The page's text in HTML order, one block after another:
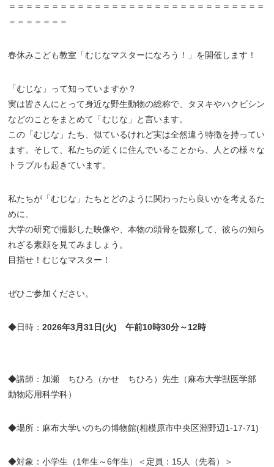
＝＝＝＝＝＝＝＝＝＝＝＝＝＝＝＝＝＝＝＝＝＝＝＝＝＝＝＝＝＝
＝＝＝＝＝＝＝
春休みこども教室「むじなマスターになろう！」を開催します！
「むじな」って知っていますか？
実は皆さんにとって身近な野生動物の総称で、タヌキやハクビシン
などのことをまとめて「むじな」と言います。
この「むじな」たち、似ているけれど実は全然違う特徴を持ってい
ます。そして、私たちの近くに住んでいることから、人との様々な
トラブルも起きています。
私たちが「むじな」たちとどのように関わったら良いかを考えるた
めに、
大学の研究で撮影した映像や、本物の頭骨を観察して、彼らの知ら
れざる素顔を見てみましょう。
目指せ！むじなマスター！
ぜひご参加ください。
◆日時：2026年3月31日(火) 午前10時30分～12時
◆講師：加瀬 ちひろ（かせ ちひろ）先生（麻布大学獣医学部
動物応用科学科）
◆場所：麻布大学いのちの博物館(相模原市中央区淵野辺1-17-71)
◆対象：小学生（1年生～6年生）＜定員：15人（先着）＞